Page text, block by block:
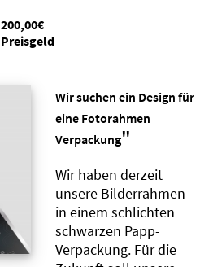
200,00€
Preisgeld
Wir suchen ein Design für
eine Fotorahmen
Verpackung"
Wir haben derzeit
unsere Bilderrahmen
in einem schlichten
schwarzen Papp-
Verpackung. Für die